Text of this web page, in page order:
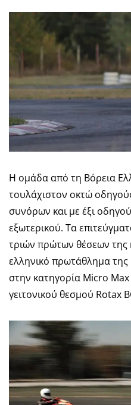
Η ομάδα από τη Βόρεια
τουλάχιστον οκτώ
συνόρων και με έξι
εξωτερικού. Τα
τριών πρώτων θέσεων της
ελληνικό πρωτάθλημα της
στην κατηγορία Micro
γειτονικού θεσμού Rotax